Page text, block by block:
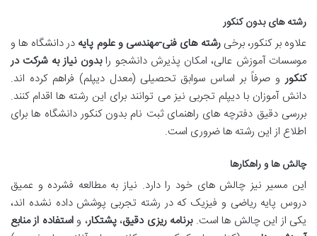
رشته های بدون کنکور
علاوه بر کنکور، برخیرشته های فنی-مهندسی و علوم پایه در دانشگاه ها و
موسسات آموزش عالی، امکان پذیرش دانشجو رابدون نیاز به شرکت در
کنکورو صرفاً بر اساس سوابق تحصیلی (معدل دیپلم) فراهم کرده اند.
دانش آموزان با دیپلم تجربی نیز می توانند برای این رشته ها اقدام کنند.
بررسی دقیق دفترچه های راهنمای ثبت نام بدون کنکور دانشگاه ها برای
اطلاع از این رشته ها ضروری است.
چالش ها و راهکارها
این مسیر نیز چالش های خود را دارد. نیاز به مطالعه فشرده و عمیق
دروس پایه ریاضی و فیزیک که در رشته تجربی پوشش داده نشده اند،
یکی از این چالش ها است.برنامه ریزی دقیق،پشتکار، واستفاده از منابع